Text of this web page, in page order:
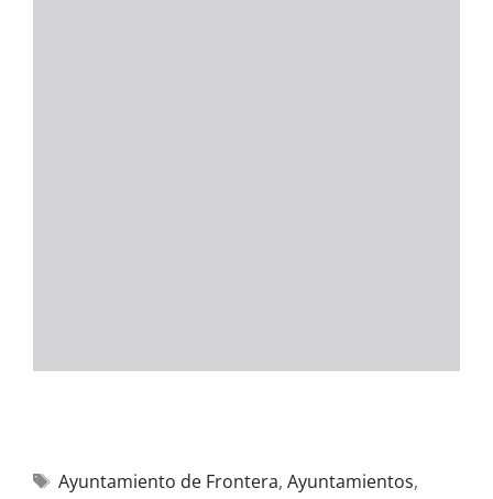
Ayuntamiento de Frontera, Ayuntamientos,